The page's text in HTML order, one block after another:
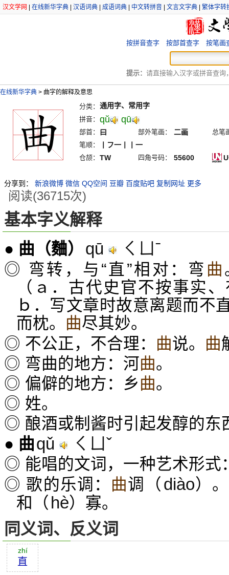
汉文学网 在线新华字典 汉语词典 成语词典 中文转拼音 文言文字典 繁体字转
按拼音查字 按部首查字 按笔画
提示： 请直接输入汉字或拼音查询
在线新华字典 > 曲字的解释及意思
分类： 通用字、常用字
拼音： qŭ qū
部首： 曰 部外笔画： 二画
总笔
笔顺：
丨フ一丨丨一
仓颉： TW 四角号码： 55600
分享到： 新浪微博 微信 QQ空间 豆瓣 百度贴吧 复制网址 更多
阅读(36715次)
基本字义解释
● 曲 （麯） qū ㄑㄩˉ
◎ 弯转，与“直”相对：弯 曲
（ａ．古代史官不按事实
ｂ．写文章时故意离题而不
而枕。 曲尽其妙。
◎ 不公正，不合理： 曲说。 曲
◎ 弯曲的地方：河曲。
◎ 偏僻的地方：乡曲。
◎ 姓。
◎ 酿酒或制酱时引起发醇的东
● 曲qǔ ㄑㄩˇ
◎ 能唱的文词，一种艺术形式
◎ 歌的乐调： 曲调（ diào）。
和（ hè）寡。
同义词、反义词
zhí
直